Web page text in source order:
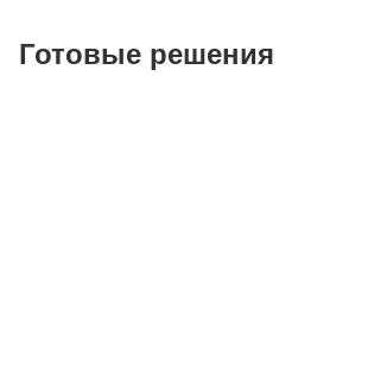
Готовые решения